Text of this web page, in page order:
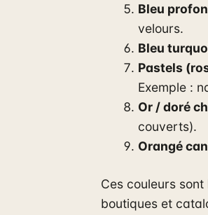
Bleu
velours.
Bleu
Pastels
Exemple :
Or / doré
couverts).
Orangé
Ces couleurs sont
boutiques et